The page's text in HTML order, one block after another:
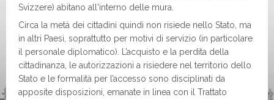
Svizzere) abitano all'interno delle mura.
Circa la metà dei cittadini quindi non risiede nello Stato, ma
in altri Paesi, soprattutto per motivi di servizio (in particolare
il personale diplomatico). L’acquisto e la perdita della
cittadinanza, le autorizzazioni a risiedere nel territorio dello
Stato e le formalità per l’accesso sono disciplinati da
apposite disposizioni, emanate in linea con il Trattato